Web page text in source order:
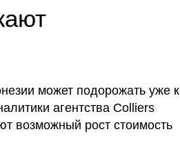
может подорожать уже к
агентства Colliers
возможный рост стоимость